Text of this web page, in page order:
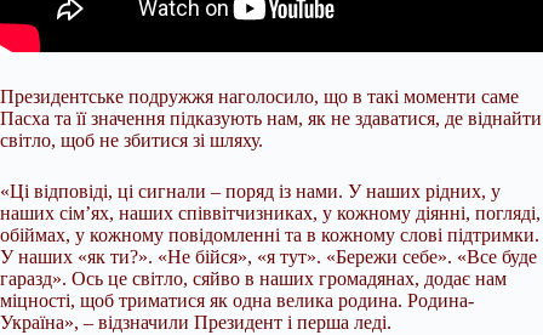
Президентське подружжя наголосило, що в такі моменти саме
Пасха та її значення підказують нам, як не здаватися, де віднайти
світло, щоб не збитися зі шляху.
«Ці відповіді, ці сигнали – поряд із нами. У наших рідних, у
наших сім’ях, наших співвітчизниках, у кожному діянні, погляді,
обіймах, у кожному повідомленні та в кожному слові підтримки.
У наших «як ти?». «Не бійся», «я тут». «Бережи себе». «Все буде
гаразд». Ось це світло, сяйво в наших громадянах, додає нам
міцності, щоб триматися як одна велика родина. Родина-
Україна», – відзначили Президент і перша леді.